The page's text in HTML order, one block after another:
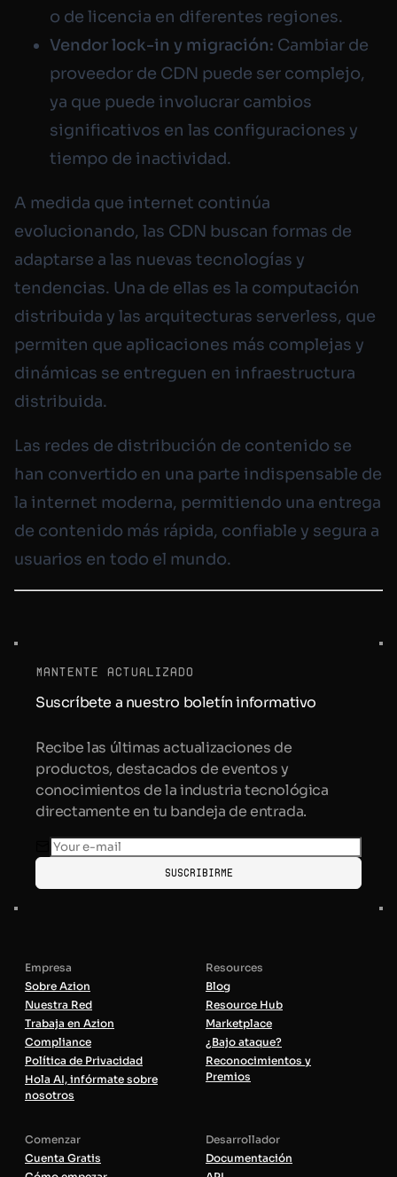
o de licencia en diferentes regiones.
Vendor lock-in y migración: Cambiar de
proveedor de CDN puede ser complejo,
ya que puede involucrar cambios
significativos en las configuraciones y
tiempo de inactividad.
A medida que internet continúa
evolucionando, las CDN buscan formas de
adaptarse a las nuevas tecnologías y
tendencias. Una de ellas es la computación
distribuida y las arquitecturas serverless, que
permiten que aplicaciones más complejas y
dinámicas se entreguen en infraestructura
distribuida.
Las redes de distribución de contenido se
han convertido en una parte indispensable de
la internet moderna, permitiendo una entrega
de contenido más rápida, confiable y segura a
usuarios en todo el mundo.
mantente actualizado
Suscríbete a nuestro boletín informativo
Recibe las últimas actualizaciones de
productos, destacados de eventos y
conocimientos de la industria tecnológica
directamente en tu bandeja de entrada.
Suscribirme
Empresa
Sobre Azion
Nuestra Red
Trabaja en Azion
Compliance
Política de Privacidad
Hola AI, infórmate sobre
nosotros
Resources
Blog
Resource Hub
Marketplace
¿Bajo ataque?
Reconocimientos y
Premios
Comenzar
Cuenta Gratis
Desarrollador
Documentación